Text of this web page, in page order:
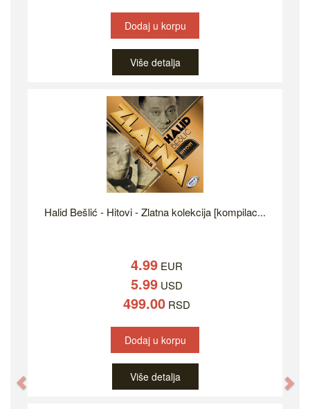
Dodaj u korpu
Više detalja
Halid Bešlić - Hitovi - Zlatna kolekcija [kompilac...
4.99 EUR
5.99 USD
499.00 RSD
Dodaj u korpu
Više detalja